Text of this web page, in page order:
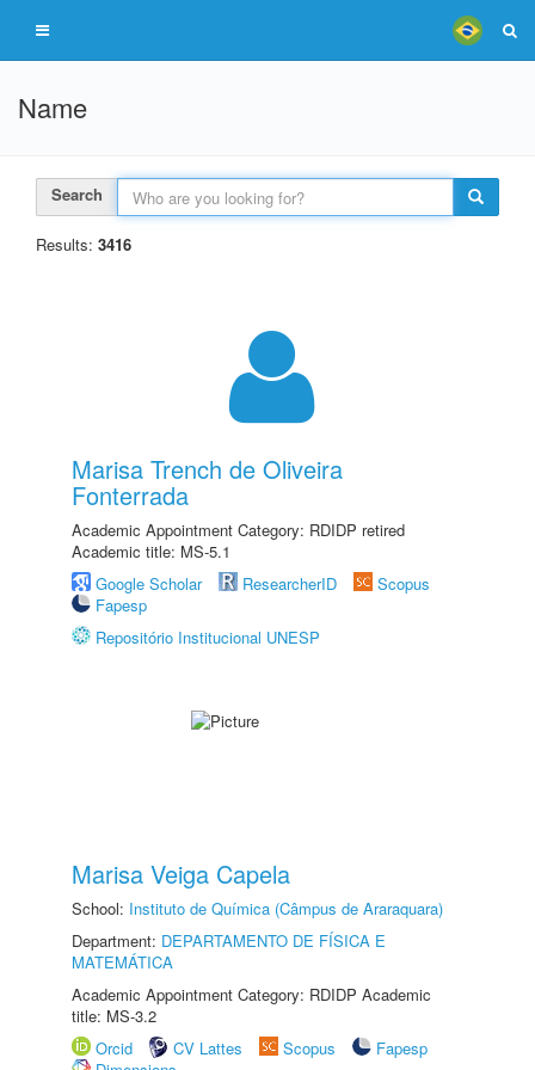
Name
Search
Results: 3416
Marisa Trench de Oliveira
Fonterrada
Academic Appointment Category: RDIDP retired
Academic title: MS-5.1
Google Scholar
ResearcherID
Scopus
Fapesp
Repositório Institucional UNESP
Marisa Veiga Capela
School: Instituto de Química (Câmpus de Araraquara)
Department: DEPARTAMENTO DE FÍSICA E
MATEMÁTICA
Academic Appointment Category: RDIDP Academic
title: MS-3.2
Orcid
CV Lattes Scopus
Fapesp